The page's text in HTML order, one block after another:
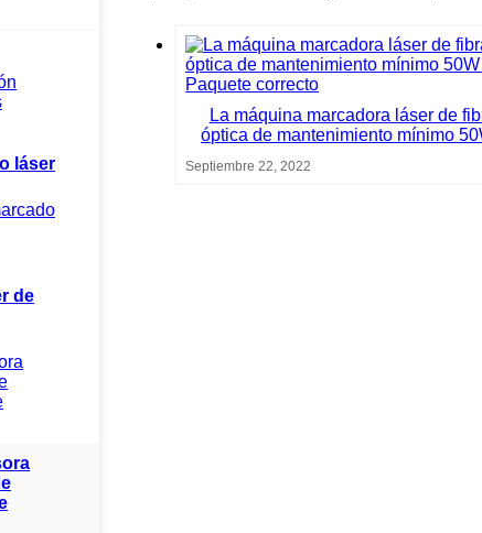
láser
de
La máquina marcadora láser de
óptica de mantenimiento mínimo
Septiembre 22, 2022